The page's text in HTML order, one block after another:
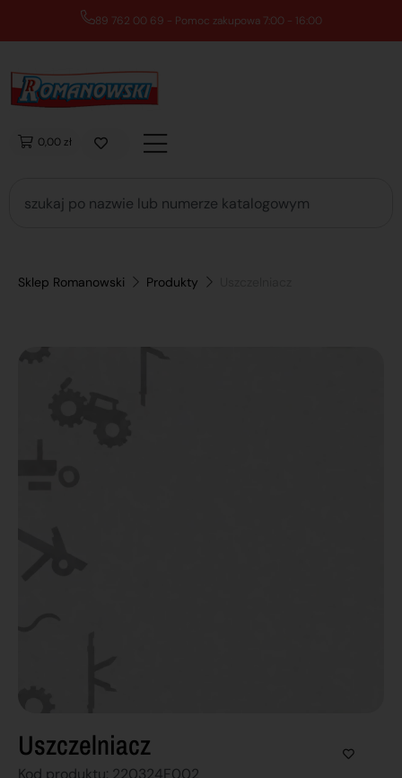
89 762 00 69 - Pomoc zakupowa 7:00 - 16:00
0,00 zł
Sklep Romanowski Produkty
Uszczelniacz
Kod produktu: 220324F002